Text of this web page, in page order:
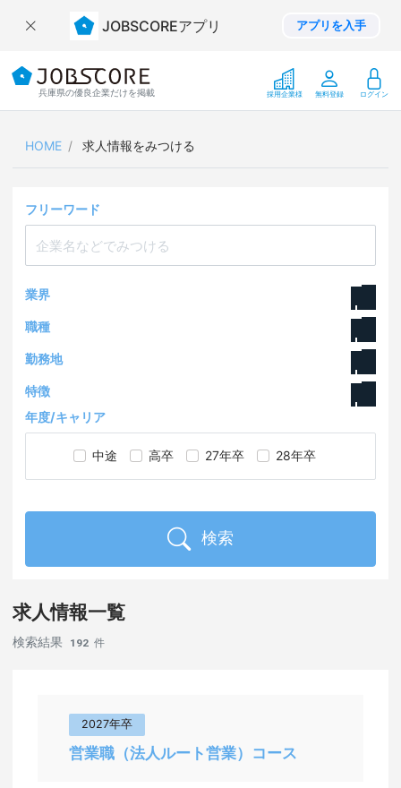
JOBSCOREアプリ アプリを入手
兵庫県の優良企業だけを掲載 採用企業様 無料登録 ログイン
HOME 求人情報をみつける
求人情報をみつける
フリーワード
フリーワードで検索
業界
業界で検索
建設・不動産
小売・サービス
金融
運輸・物流
IT・通信
医療・福祉
職種
職種で検索
事務
営業系
クリエイティブ系
医療・福祉系
勤務地
勤務地で検索
岩手県
山形県
栃木県
特徴
特徴で検索
年間休日日数120日以上
U・Iターン歓迎
車通勤OK
未経験OK
土日祝日休み
年度/キャリア
年度/キャリアで検索
中途 高卒 27年卒 28年卒
検索
求人情報一覧
検索結果 192 件
2027年卒
営業職（法人ルート営業）コース